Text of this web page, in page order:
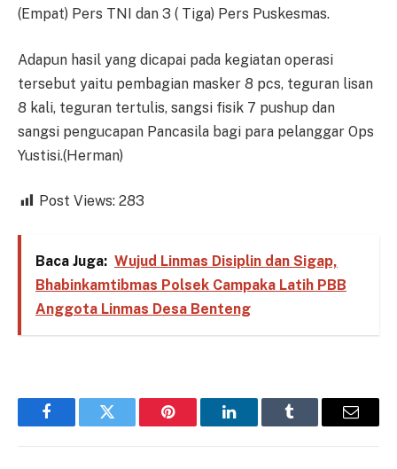
(Empat) Pers TNI dan 3 ( Tiga) Pers Puskesmas.
Adapun hasil yang dicapai pada kegiatan operasi
tersebut yaitu pembagian masker 8 pcs, teguran lisan
8 kali, teguran tertulis, sangsi fisik 7 pushup dan
sangsi pengucapan Pancasila bagi para pelanggar Ops
Yustisi.(Herman)
Post Views: 283
Baca Juga: Wujud Linmas Disiplin dan Sigap,
Bhabinkamtibmas Polsek Campaka Latih PBB
Anggota Linmas Desa Benteng
FacebookTwitter Pinterest LinkedInTumblr Email